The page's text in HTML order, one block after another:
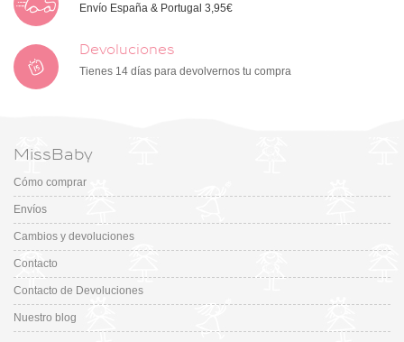
Envío España & Portugal 3,95€
Devoluciones
Tienes 14 días para devolvernos tu compra
MissBaby
Cómo comprar
Envíos
Cambios y devoluciones
Contacto
Contacto de Devoluciones
Nuestro blog